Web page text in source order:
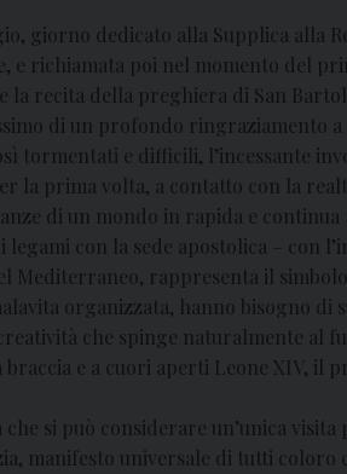
giorno dedicato alla Supplica alla
e richiamata poi nel momento del
recita della preghiera di San
di un profondo ringraziamento
tormentati e difficili, l’incessante
la prima volta, a contatto con la
di un mondo in rapida e
con la sede apostolica – con
Mediterraneo, rappresenta il
organizzata, hanno bisogno
che spinge naturalmente al
e a cuori aperti Leone XIV,
si può considerare un’unica
manifesto universale di tutti